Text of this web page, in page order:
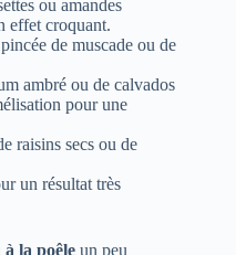
à la poêleun peu
et très réconfortant.
souvent
pas uniquement
fait qu’il se prête bien
les œufs,
autre qui dresse la
de la cuisine.